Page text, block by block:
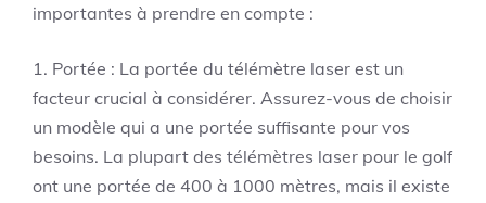
importantes à prendre en compte :
1. Portée : La portée du télémètre laser est un
facteur crucial à considérer. Assurez-vous de choisir
un modèle qui a une portée suffisante pour vos
besoins. La plupart des télémètres laser pour le golf
ont une portée de 400 à 1000 mètres, mais il existe